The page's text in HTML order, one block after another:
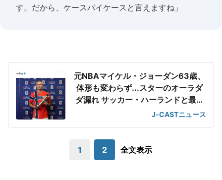
す。だから、ケースバイケースと言えますね」
元NBAマイケル・ジョーダン63歳、
体形も変わらず...スターのオーラダ
ダ漏れ サッカー・ハーランドと最強
2ショットJ-CASTニュース
1 2 全文表示